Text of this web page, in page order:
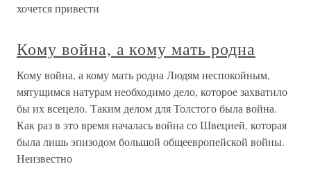
хочется привести
Кому война, а кому мать родна
Кому война, а кому мать родна Людям неспокойным,
мятущимся натурам необходимо дело, которое захватило
бы их всецело. Таким делом для Толстого была война.
Как раз в это время началась война со Швецией, которая
была лишь эпизодом большой общеевропейской войны.
Неизвестно